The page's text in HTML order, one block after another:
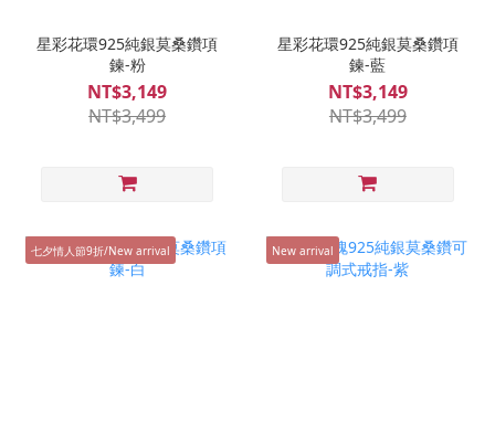
星彩花環925純銀莫桑鑽項
鍊-粉
NT$3,149
NT$3,499
星彩花環925純銀莫桑鑽項
鍊-藍
NT$3,149
NT$3,499
七夕情人節9折/New arrival New arrival